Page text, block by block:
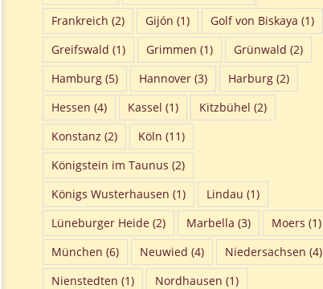
Frankreich (2) Gijón (1) Golf von Biskaya (1)
Greifswald (1) Grimmen (1) Grünwald (2)
Hamburg(5) Hannover(3) Harburg(2)
Hessen (4) Kassel (1) Kitzbühel (2)
Konstanz (2) Köln (11)
Königstein im Taunus (2)
Königs Wusterhausen (1) Lindau (1)
Lüneburger Heide(2) Marbella (3) Moers (1)
München (6) Neuwied (4) Niedersachsen (4)
Nienstedten (1) Nordhausen (1)